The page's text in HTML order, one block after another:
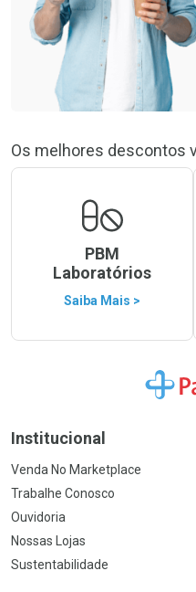
Os melhores descontos
PBM
Laboratórios
Saiba Mais >
Ir para
Institucional
Venda No Marketplace
Trabalhe Conosco
Ouvidoria
Nossas Lojas
Sustentabilidade